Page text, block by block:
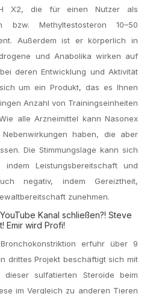
X2, die für einen Nutzer als
bzw. Methyltestosteron 10–50
Außerdem ist er körperlich in
und Anabolika wirken auf
deren Entwicklung und Aktivität
um ein Produkt, das es Ihnen
Anzahl von Trainingseinheiten
alle Arzneimittel kann Nasonex
haben, die aber
Die Stimmungslage kann sich
Leistungsbereitschaft und
negativ, indem Gereiztheit,
zunehmen.
Kanal schließen?! Steve
Emir wird Profi!
erfuhr über 9
drittes Projekt beschäftigt sich mit
dieser sulfatierten Steroide beim
im Vergleich zu anderen Tieren